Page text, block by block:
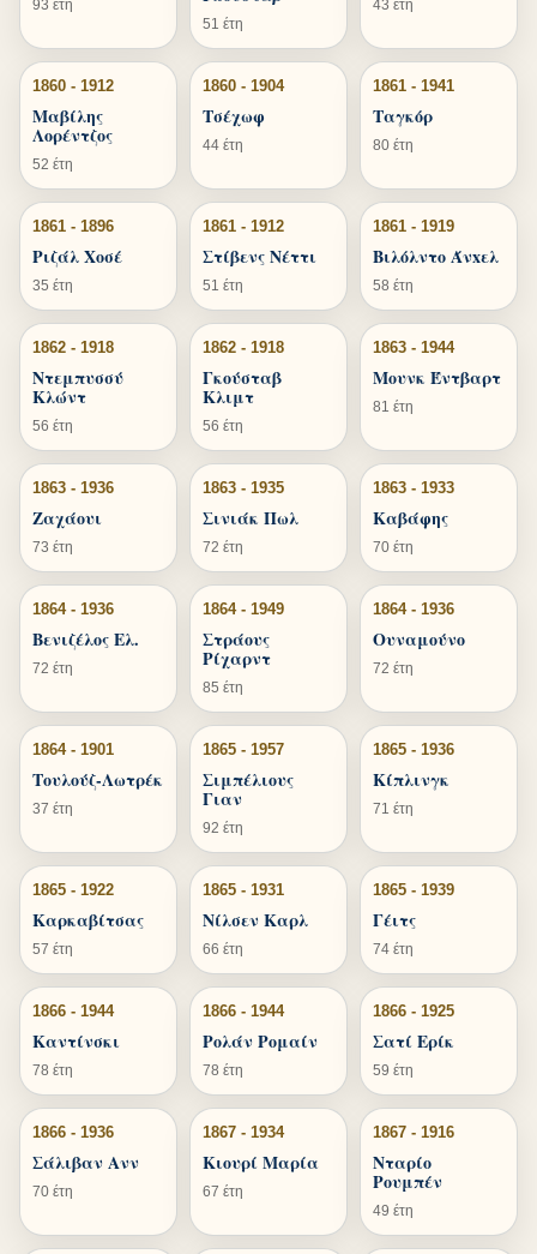
93 έτη
51 έτη
43 έτη
1860 - 1912
Μαβίλης
Λορέντζος
52 έτη
1860 - 1904
Τσέχωφ
44 έτη
1861 - 1941
Ταγκόρ
80 έτη
1861 - 1896
Ριζάλ Χοσέ
35 έτη
1861 - 1912
Στίβενς Νέττι
51 έτη
1861 - 1919
Βιλόλντο Άνxελ
58 έτη
1862 - 1918
Ντεμπυσσύ
Κλώντ
56 έτη
1862 - 1918
Γκούσταβ
Κλιμτ
56 έτη
1863 - 1944
Μουνκ Έντβαρτ
81 έτη
1863 - 1936
Ζαχάουι
73 έτη
1863 - 1935
Σινιάκ Πωλ
72 έτη
1863 - 1933
Καβάφης
70 έτη
1864 - 1936
Βενιζέλος Ελ.
72 έτη
1864 - 1949
Στράους
Ρίχαρντ
85 έτη
1864 - 1936
Ουναμούνο
72 έτη
1864 - 1901
Τουλούζ-Λωτρέκ
37 έτη
1865 - 1957
Σιμπέλιους
Γιαν
92 έτη
1865 - 1936
Κίπλινγκ
71 έτη
1865 - 1922
Καρκαβίτσας
57 έτη
1865 - 1931
Νίλσεν Καρλ
66 έτη
1865 - 1939
Γέιτς
74 έτη
1866 - 1944
Καντίνσκι
78 έτη
1866 - 1944
Ρολάν Ρομαίν
78 έτη
1866 - 1925
Σατί Ερίκ
59 έτη
1866 - 1936
Σάλιβαν Ανν
70 έτη
1867 - 1934
Κιουρί Μαρία
67 έτη
1867 - 1916
Νταρίο
Ρουμπέν
49 έτη